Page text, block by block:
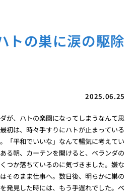
トの巣に涙の駆除
2025.06.25
が、ハトの楽園になってしまうなんて思
初は、時々手すりにハトが止まっている
「平和でいいな」なんて暢気に考えてい
る朝、カーテンを開けると、ベランダの
つか落ちているのに気づきました。嫌な
そのまま仕事へ。数日後、明らかに巣の
発見した時には、もう手遅れでした。ベ